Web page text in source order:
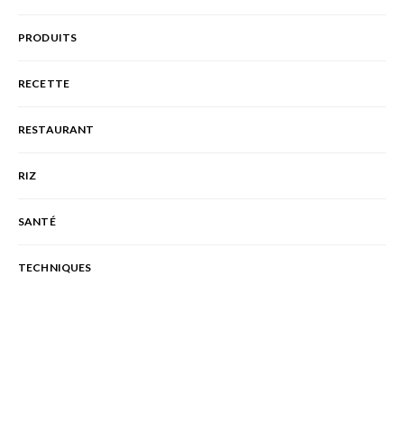
PRODUITS
RECETTE
RESTAURANT
RIZ
SANTÉ
TECHNIQUES